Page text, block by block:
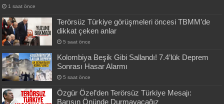
1 saat önce
Terörsüz Türkiye görüşmeleri öncesi TBMM’de
dikkat çeken anlar
5 saat önce
Kolombiya Beşik Gibi Sallandı! 7.4’lük Deprem
Sonrası Hasar Alarmı
5 saat önce
Özgür Özel’den Terörsüz Türkiye Mesajı:
Barışın Önünde Durmayacağız